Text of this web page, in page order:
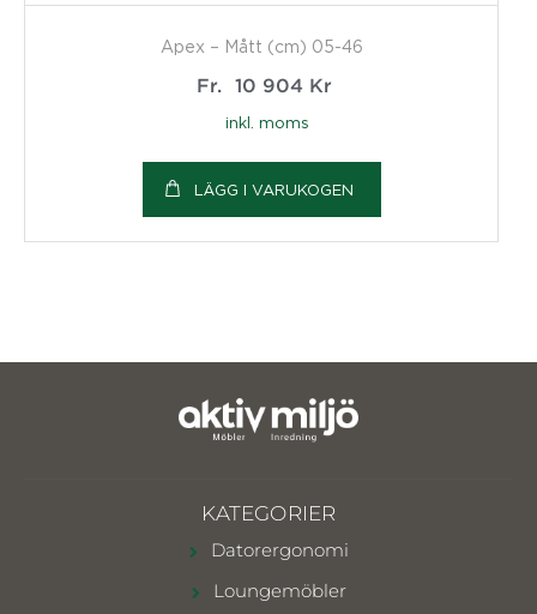
Apex – Mått (cm) 05-46
Fr. 10 904 Kr
inkl. moms
LÄGG I VARUKOGEN
KATEGORIER
Datorergonomi
Loungemöbler